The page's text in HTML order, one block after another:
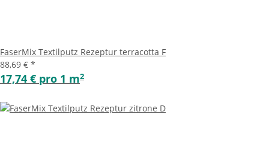
FaserMix Textilputz Rezeptur terracotta F
88,69 € *
17,74 € pro 1 m2